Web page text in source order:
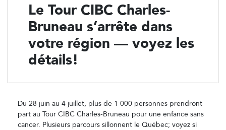
Le Tour CIBC Charles-
Bruneau s’arrête dans
votre région — voyez les
détails!
Du 28 juin au 4 juillet, plus de 1 000 personnes prendront
part au Tour CIBC Charles-Bruneau pour une enfance sans
cancer. Plusieurs parcours sillonnent le Québec; voyez si